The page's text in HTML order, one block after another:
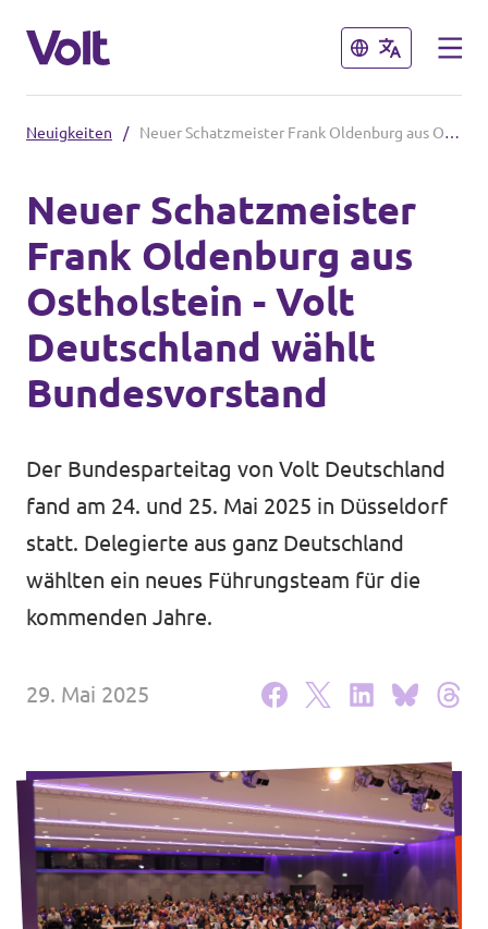
Schließen
Volt Schleswig Holstein Startseite
Lokale Teams
Volt in Deutschland
Website
Volt in deinem Bundesland
Volt Deutschland Merchandise Shop
Schließen
Programm
Über Volt
Menschen
Neuigkeiten
Deine Spende für Volt
Jobs bei Volt Deutschland
Volt vor Ort
Neuigkeiten / Neuer Schatzmeister Frank Oldenburg aus Ostholstein - Volt Deutschland wählt Bundesvorstand
Neuer Schatzmeister
Frank Oldenburg aus
Ostholstein - Volt
Deutschland wählt
Bundesvorstand
Der Bundesparteitag von Volt Deutschland
fand am 24. und 25. Mai 2025 in Düsseldorf
statt. Delegierte aus ganz Deutschland
wählten ein neues Führungsteam für die
kommenden Jahre.
29. Mai 2025